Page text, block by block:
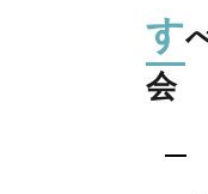
は
シア
通ず
指の
す
会